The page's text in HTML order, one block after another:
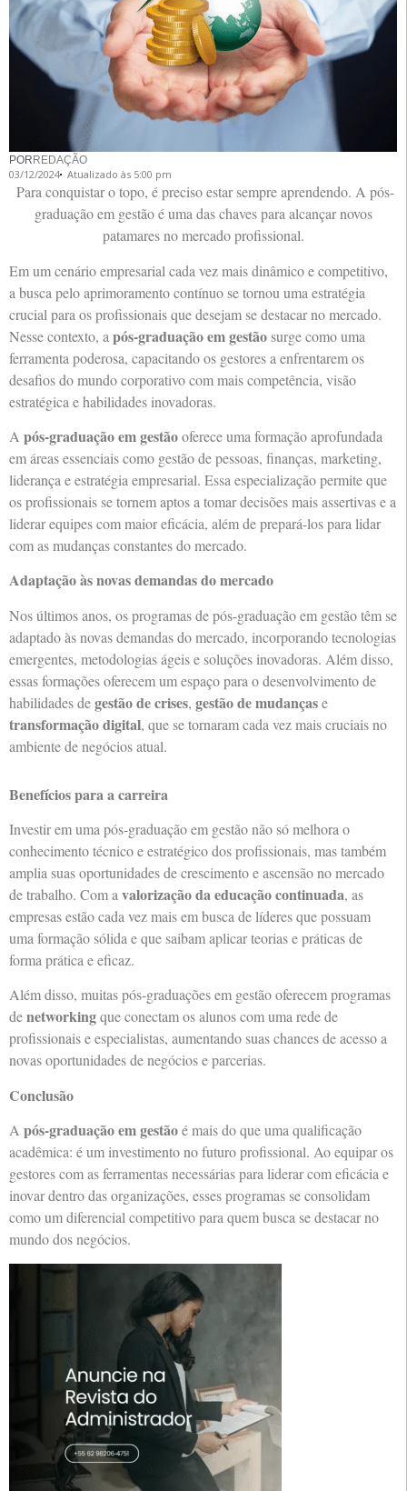
POR REDAÇÃO
03/12/2024 Atualizado às 5:00 pm
Para conquistar o topo, é preciso estar sempre aprendendo. A pós-
graduação em gestão é uma das chaves para alcançar novos
patamares no mercado profissional.
Em um cenário empresarial cada vez mais dinâmico e competitivo,
a busca pelo aprimoramento contínuo se tornou uma estratégia
crucial para os profissionais que desejam se destacar no mercado.
Nesse contexto, a pós-graduação em gestão surge como uma
ferramenta poderosa, capacitando os gestores a enfrentarem os
desafios do mundo corporativo com mais competência, visão
estratégica e habilidades inovadoras.
A pós-graduação em gestãooferece uma formação aprofundada
em áreas essenciais como gestão de pessoas, finanças, marketing,
liderança e estratégia empresarial. Essa especialização permite que
os profissionais se tornem aptos a tomar decisões mais assertivas e a
liderar equipes com maior eficácia, além de prepará-los para lidar
com as mudanças constantes do mercado.
Adaptação às novas demandas do mercado
Nos últimos anos, os programas de pós-graduação em gestão têm se
adaptado às novas demandas do mercado, incorporando tecnologias
emergentes, metodologias ágeis e soluções inovadoras. Além disso,
essas formações oferecem um espaço para o desenvolvimento de
habilidades degestão de crises, gestão de mudançase
transformação digital, que se tornaram cada vez mais cruciais no
ambiente de negócios atual.
Benefícios para a carreira
Investir em uma pós-graduação em gestão não só melhora o
conhecimento técnico e estratégico dos profissionais, mas também
amplia suas oportunidades de crescimento e ascensão no mercado
de trabalho. Com a valorização da educação continuada, as
empresas estão cada vez mais em busca de líderes que possuam
uma formação sólida e que saibam aplicar teorias e práticas de
forma prática e eficaz.
Além disso, muitas pós-graduações em gestão oferecem programas
denetworkingque conectam os alunos com uma rede de
profissionais e especialistas, aumentando suas chances de acesso a
novas oportunidades de negócios e parcerias.
Conclusão
A pós-graduação em gestãoé mais do que uma qualificação
acadêmica: é um investimento no futuro profissional. Ao equipar os
gestores com as ferramentas necessárias para liderar com eficácia e
inovar dentro das organizações, esses programas se consolidam
como um diferencial competitivo para quem busca se destacar no
mundo dos negócios.